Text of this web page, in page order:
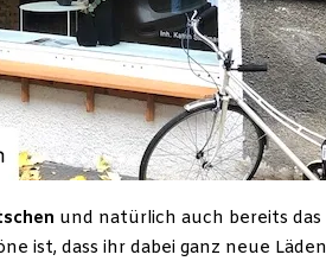
und natürlich auch bereits das
ist, dass ihr dabei ganz neue